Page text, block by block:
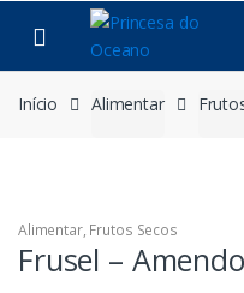
navegação
o
conteúdo
Início Alimentar
Alimentar, Frutos Secos
Frusel –